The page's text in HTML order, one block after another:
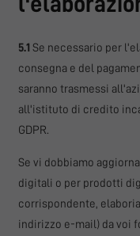
5.1 Se necessario per
consegna e del
saranno trasmessi
all'istituto di credito
GDPR.
Se vi dobbiamo
digitali o per prodotti
corrispondente,
indirizzo e-mail) da voi